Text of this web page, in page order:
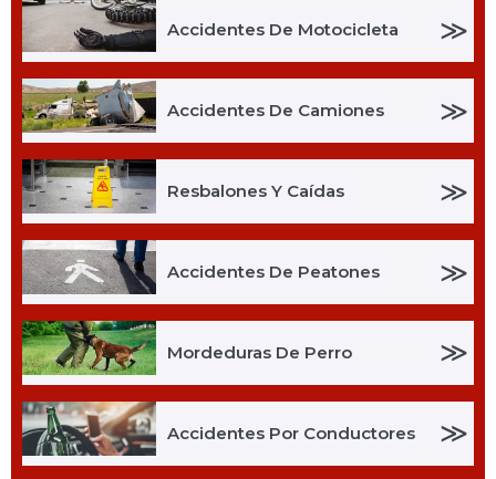
Accidentes De Motocicleta ≫
Accidentes De Camiones ≫
Resbalones Y Caídas ≫
Accidentes De Peatones ≫
Mordeduras De Perro ≫
Accidentes Por Conductores ≫